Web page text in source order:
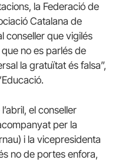
la Federació de
Catalana de
conseller que vigilés
no es parlés de
la gratuïtat és falsa”,
el conseller
per la
i la vicepresidenta
no de portes enfora,